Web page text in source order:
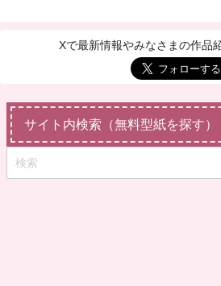
Xで最新情報やみなさまの作品
サイト内検索（無料型紙を探す）